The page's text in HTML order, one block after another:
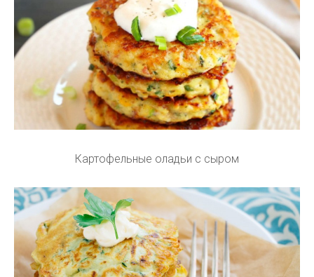
Картофельные оладьи с сыром